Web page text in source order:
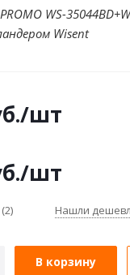
WS-
Wisent
/шт
/шт
(2) Нашли
В корзину